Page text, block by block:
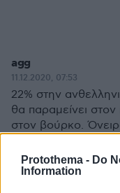
Protothema - Do
Information
agg
11.12.2020, 07:53
22% στην
θα παραμείνει
στον βούρκο.
κάνει Έλληνες
Μπαγκλαντές